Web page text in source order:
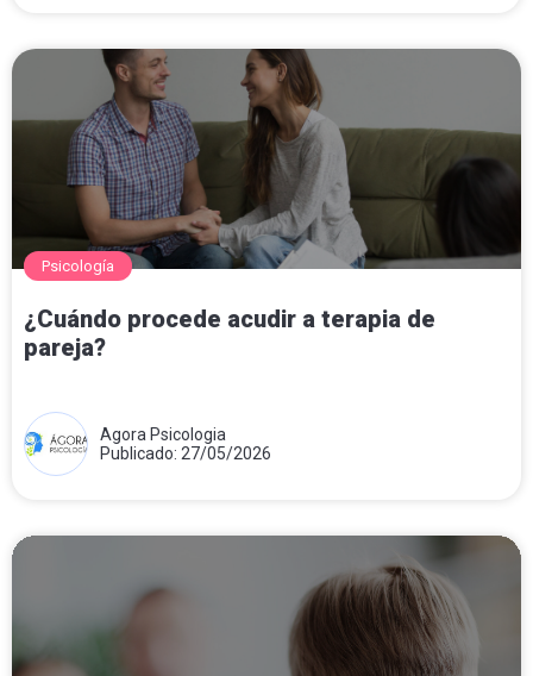
Psicología
¿Cuándo procede acudir a terapia de
pareja?
Agora Psicologia
Publicado: 27/05/2026